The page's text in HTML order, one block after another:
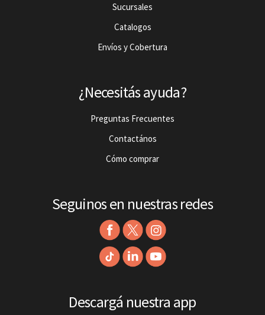
Sucursales
Catalogos
Envíos y Cobertura
¿Necesitás ayuda?
Preguntas Frecuentes
Contactános
Cómo comprar
Seguinos en nuestras redes
Descargá nuestra app